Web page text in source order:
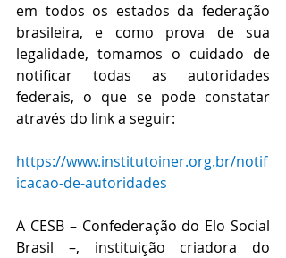
em todos os estados da federação
brasileira, e como prova de sua
legalidade, tomamos o cuidado de
notificar todas as autoridades
federais, o que se pode constatar
através do link a seguir:
https://www.institutoiner.org.br/notif
icacao-de-autoridades
A CESB – Confederação do Elo Social
Brasil –, instituição criadora do